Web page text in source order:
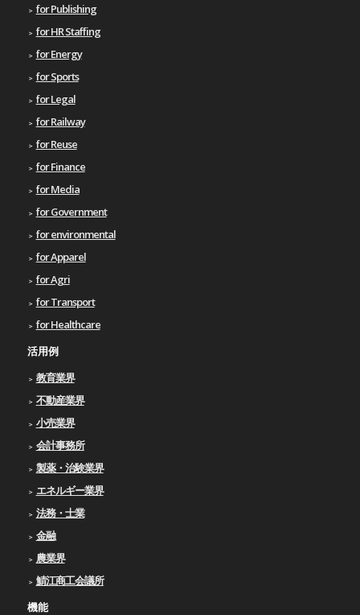
for Publishing
for HR Staffing
for Energy
for Sports
for Legal
for Railway
for Reuse
for Finance
for Media
for Government
for environmental
for Apparel
for Agri
for Transport
for Healthcare
活用例
教育業界
不動産業界
小売業界
会計事務所
製薬・治験業界
エネルギー業界
法務・士業
金融
農業界
鯖江商工会議所
機能